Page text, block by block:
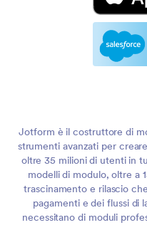
Jotform è il costruttore di
strumenti avanzati per
oltre 35 milioni di utenti in
modelli di modulo, oltre a
trascinamento e rilascio
pagamenti e dei flussi di
necessitano di moduli